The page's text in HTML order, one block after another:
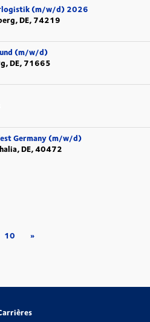
(m/w/d) 2026
DE, 74219
(m/w/d)
DE, 71665
Germany (m/w/d)
DE, 40472
10 »